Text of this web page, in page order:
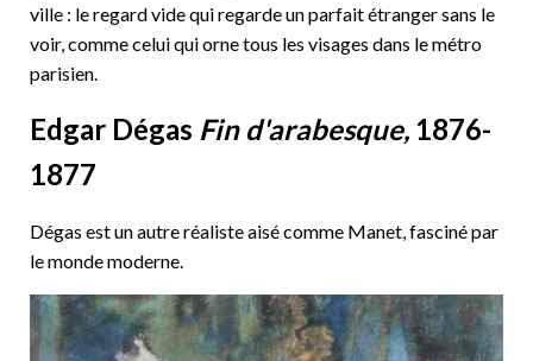
ville : le regard vide qui regarde un parfait étranger sans le
voir, comme celui qui orne tous les visages dans le métro
parisien.
Edgar Dégas Fin d'arabesque, 1876-
1877
Dégas est un autre réaliste aisé comme Manet, fasciné par
le monde moderne.